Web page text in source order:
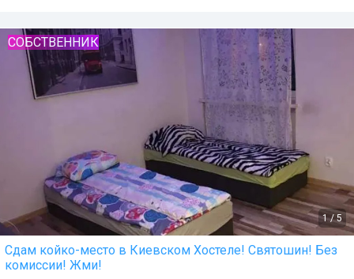
1/5
СОБСТВЕННИК
Сдам койко-место в Киевском Хостеле! Святошин! Без
комиссии! Жми!